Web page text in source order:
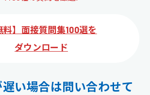
料】面接質問集100選を
ダウンロード
い場合は問い合わせて